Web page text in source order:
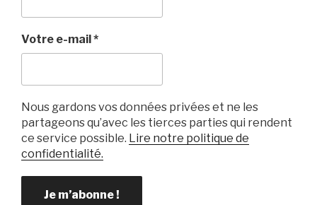
Votre e-mail*
Nous gardons vos données privées et ne les
partageons qu’avec les tierces parties qui rendent
ce service possible. Lire notre politique de
confidentialité.